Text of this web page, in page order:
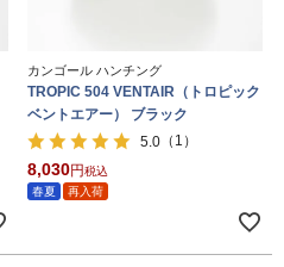
カンゴール ハンチング
TROPIC 504 VENTAIR（トロピック
ベントエアー） ブラック
5.0 （1）
8,030
税込
春夏
再入荷